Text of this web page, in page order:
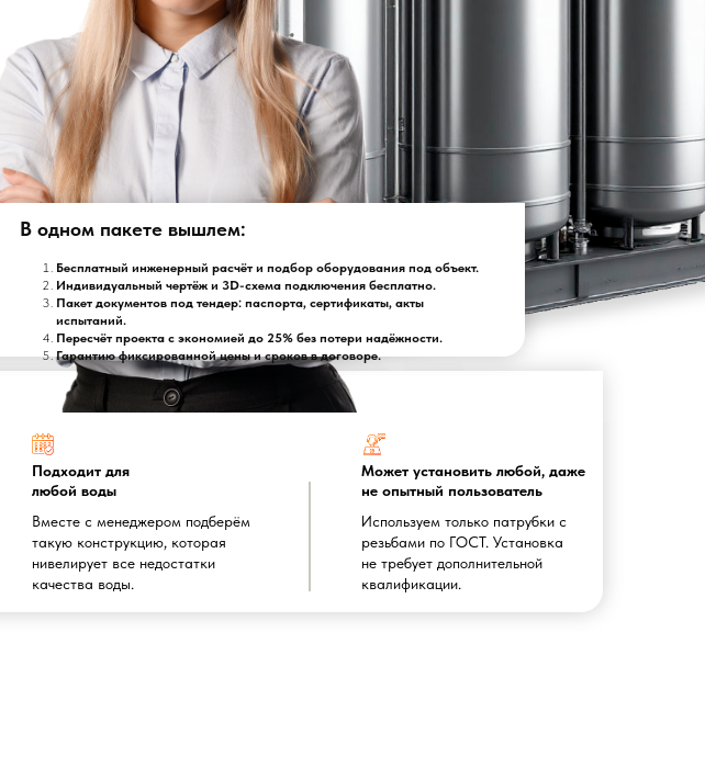
В одном пакете вышлем:
Бесплатный инженерный расчёт и подбор оборудования под объект.
Индивидуальный чертёж и 3D-схема подключения бесплатно.
Пакет документов под тендер: паспорта, сертификаты, акты
испытаний.
Пересчёт проекта с экономией до 25% без потери надёжности.
Гарантию фиксированной цены и сроков в договоре.
Подходит для
любой воды
Вместе с менеджером подберём
такую конструкцию, которая
нивелирует все недостатки
качества воды.
Может установить любой, даже
не опытный пользователь
Используем только патрубки с
резьбами по ГОСТ. Установка
не требует дополнительной
квалификации.